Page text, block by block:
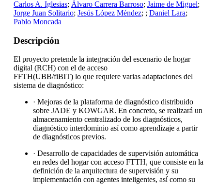
Carlos A. Iglesias; Álvaro Carrera Barroso; Jaime de Miguel;
Jorge Juan Solitario; Jesús López Méndez; ; Daniel Lara;
Pablo Moncada
Descripción
El proyecto pretende la integración del escenario de hogar
digital (RCH) con el de acceso
FFTH(UBB/fiBIT) lo que requiere varias adaptaciones del
sistema de diagnóstico:
· Mejoras de la plataforma de diagnóstico distribuido
sobre JADE y KOWGAR. En concreto, se realizará un
almacenamiento centralizado de los diagnósticos,
diagnóstico interdominio así como aprendizaje a partir
de diagnósticos previos.
· Desarrollo de capacidades de supervisión automática
en redes del hogar con acceso FTTH, que consiste en la
definición de la arquitectura de supervisión y su
implementación con agentes inteligentes, así como su